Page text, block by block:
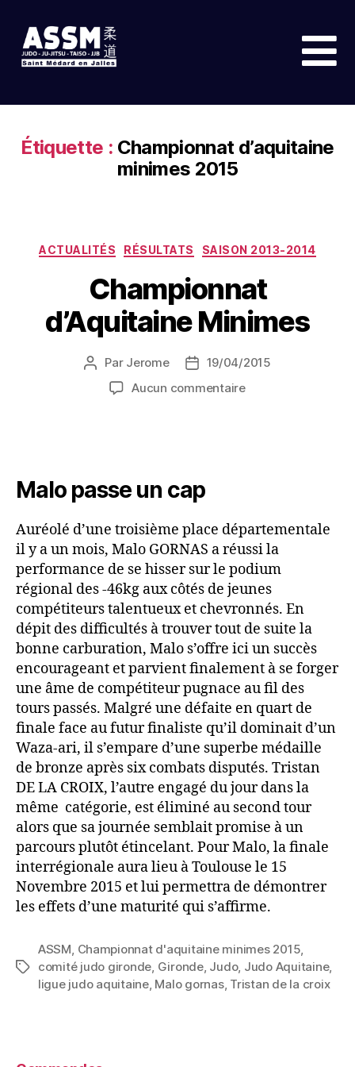
Étiquette : Championnat d’aquitaine
minimes 2015
ACTUALITÉS RÉSULTATS SAISON 2013-2014
Championnat
d’Aquitaine Minimes
Par Jerome
19/04/2015
Aucun commentaire
Malo passe un cap
Auréolé d’une troisième place départementale
il y a un mois, Malo GORNAS a réussi la
performance de se hisser sur le podium
régional des -46kg aux côtés de jeunes
compétiteurs talentueux et chevronnés. En
dépit des difficultés à trouver tout de suite la
bonne carburation, Malo s’offre ici un succès
encourageant et parvient finalement à se forger
une âme de compétiteur pugnace au fil des
tours passés. Malgré une défaite en quart de
finale face au futur finaliste qu’il dominait d’un
Waza-ari, il s’empare d’une superbe médaille
de bronze après six combats disputés. Tristan
DE LA CROIX, l’autre engagé du jour dans la
même catégorie, est éliminé au second tour
alors que sa journée semblait promise à un
parcours plutôt étincelant. Pour Malo, la finale
interrégionale aura lieu à Toulouse le 15
Novembre 2015 et lui permettra de démontrer
les effets d’une maturité qui s’affirme.
ASSM, Championnat d'aquitaine minimes 2015,
comité judo gironde, Gironde, Judo, Judo Aquitaine,
ligue judo aquitaine, Malo gornas, Tristan de la croix